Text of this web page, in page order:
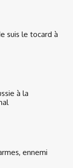
suis le tocard à
à la
ennemi